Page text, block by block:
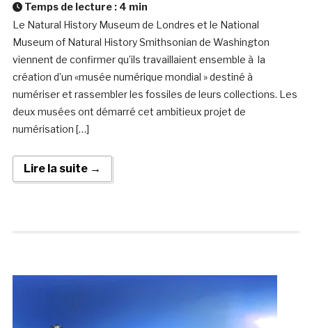
Temps de lecture : 4 min
Le Natural History Museum de Londres et le National
Museum of Natural History Smithsonian de Washington
viennent de confirmer qu’ils travaillaient ensemble à la
création d’un «musée numérique mondial » destiné à
numériser et rassembler les fossiles de leurs collections. Les
deux musées ont démarré cet ambitieux projet de
numérisation […]
Lire la suite →